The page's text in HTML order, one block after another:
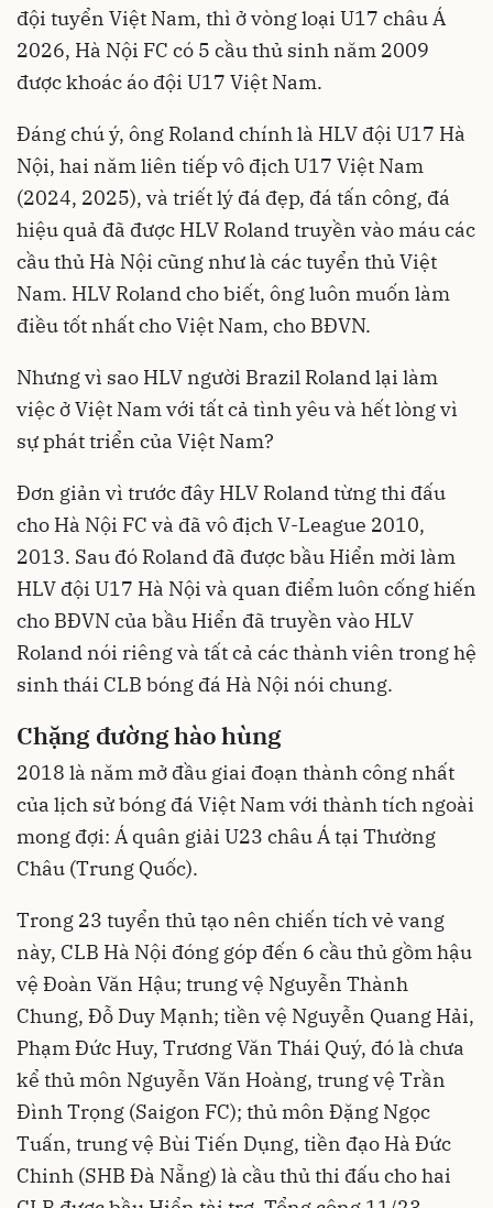
đội tuyển Việt Nam, thì ở vòng loại U17 châu Á
2026, Hà Nội FC có 5 cầu thủ sinh năm 2009
được khoác áo đội U17 Việt Nam.
Đáng chú ý, ông Roland chính là HLV đội U17 Hà
Nội, hai năm liên tiếp vô địch U17 Việt Nam
(2024, 2025), và triết lý đá đẹp, đá tấn công, đá
hiệu quả đã được HLV Roland truyền vào máu các
cầu thủ Hà Nội cũng như là các tuyển thủ Việt
Nam. HLV Roland cho biết, ông luôn muốn làm
điều tốt nhất cho Việt Nam, cho BĐVN.
Nhưng vì sao HLV người Brazil Roland lại làm
việc ở Việt Nam với tất cả tình yêu và hết lòng vì
sự phát triển của Việt Nam?
Đơn giản vì trước đây HLV Roland từng thi đấu
cho Hà Nội FC và đã vô địch V-League 2010,
2013. Sau đó Roland đã được bầu Hiển mời làm
HLV đội U17 Hà Nội và quan điểm luôn cống hiến
cho BĐVN của bầu Hiển đã truyền vào HLV
Roland nói riêng và tất cả các thành viên trong hệ
sinh thái CLB bóng đá Hà Nội nói chung.
Chặng đường hào hùng
2018 là năm mở đầu giai đoạn thành công nhất
của lịch sử bóng đá Việt Nam với thành tích ngoài
mong đợi: Á quân giải U23 châu Á tại Thường
Châu (Trung Quốc).
Trong 23 tuyển thủ tạo nên chiến tích vẻ vang
này, CLB Hà Nội đóng góp đến 6 cầu thủ gồm hậu
vệ Đoàn Văn Hậu; trung vệ Nguyễn Thành
Chung, Đỗ Duy Mạnh; tiền vệ Nguyễn Quang Hải,
Phạm Đức Huy, Trương Văn Thái Quý, đó là chưa
kể thủ môn Nguyễn Văn Hoàng, trung vệ Trần
Đình Trọng (Saigon FC); thủ môn Đặng Ngọc
Tuấn, trung vệ Bùi Tiến Dụng, tiền đạo Hà Đức
Chinh (SHB Đà Nẵng) là cầu thủ thi đấu cho hai